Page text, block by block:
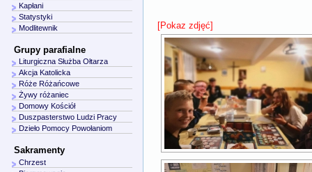
[Pokaz zdjęć]
Kapłani
Statystyki
Modlitewnik
Grupy parafialne
Liturgiczna Służba Ołtarza
Akcja Katolicka
Róże Różańcowe
Żywy różaniec
Domowy Kościół
Duszpasterstwo Ludzi Pracy
Dzieło Pomocy Powołaniom
Sakramenty
Chrzest